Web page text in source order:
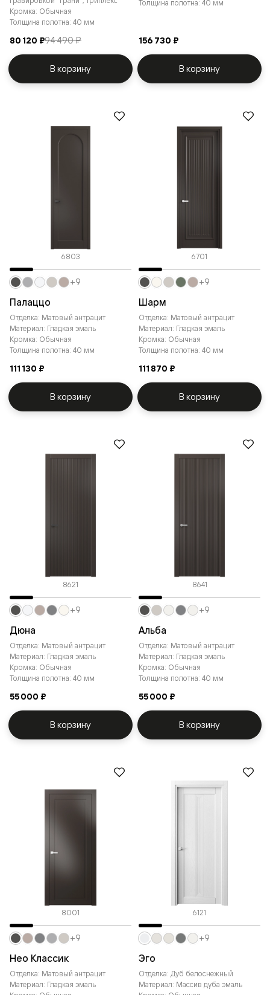
Кромка: Обычная
Толщина полотна: 40 мм
80 120 ₽94 490 ₽
В корзину
Толщина полотна: 40 мм
156 730 ₽
В корзину
6803
Палаццо
Отделка: Матовый антрацит
Материал: Гладкая эмаль
Кромка: Обычная
Толщина полотна: 40 мм
111 130 ₽
+9
В корзину
6701
Шарм
Отделка: Матовый антрацит
Материал: Гладкая эмаль
Кромка: Обычная
Толщина полотна: 40 мм
111 870 ₽
+9
В корзину
8621
Дюна
Отделка: Матовый антрацит
Материал: Гладкая эмаль
Кромка: Обычная
Толщина полотна: 40 мм
55 000 ₽
+9
В корзину
8641
Альба
Отделка: Матовый антрацит
Материал: Гладкая эмаль
Кромка: Обычная
Толщина полотна: 40 мм
55 000 ₽
+9
В корзину
8001
Нео Классик
Отделка: Матовый антрацит
Материал: Гладкая эмаль
+9
6121
Эго
Отделка: Дуб белоснежный
Материал: Массив дуба эмаль
+9